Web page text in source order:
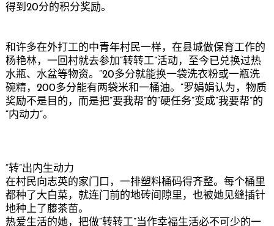
得到20分的积分奖励。
和许多在外打工的中青年村民一样，在县城做保育工作的
杨艳林，一回村就去参加“转转工”活动，至今已兑换过热
水瓶、水盆等物资。“20多分就能换一袋洗衣粉或一瓶洗
碗精，200多分能有两袋米和一桶油。”罗娟娟认为，物质
奖励不是目的，而是把“要我帮”的“硬任务”变成“我要帮”的
“内动力”。
“转”出内生动力
在村民向志英的家门口，一排塑料桶码得齐整。每个桶里
都种了大白菜，就连门前的地砖间隙里，也被她见缝插针
地种上了藤茶苗。
热爱生活的她，把做“转转工”当作幸福生活必不可少的一